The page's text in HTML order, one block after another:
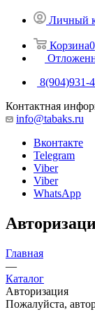
Личный
Корзина0
8(904)931-
Контактная
info@tabaks.ru
Вконтакте
Telegram
Viber
Viber
WhatsApp
Главная
—
Каталог
Авторизация
Пожалуйста,